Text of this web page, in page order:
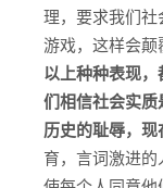
理，要求我们社
游戏，这样会颠
以上种种表现
们相信社会实
历史的耻辱，现
育，言词激进